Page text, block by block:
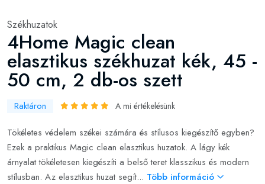
Székhuzatok
4Home Magic clean
elasztikus székhuzat kék, 45 -
50 cm, 2 db-os szett
Raktáron A mi értékelésünk
Tökéletes védelem székei számára és stílusos kiegészítő egyben?
Ezek a praktikus Magic clean elasztikus huzatok. A lágy kék
árnyalat tökéletesen kiegészíti a belső teret klasszikus és modern
stílusban. Az elasztikus huzat segít... Több információ